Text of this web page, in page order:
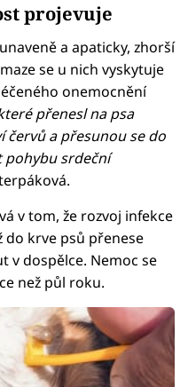
projevuje
a apaticky, zhorší
se u nich vyskytuje
onemocnění
přenesl na psa
červů a přesunou se do
srdeční
v tom, že rozvoj infekce
do krve psů přenese
v dospělce. Nemoc se
než půl roku.